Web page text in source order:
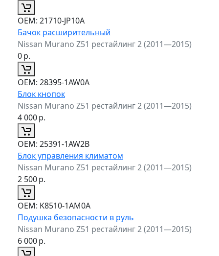
ОЕМ: 21710-JP10A
Бачок расширительный
Nissan Murano Z51 рестайлинг 2 (2011—2015)
0р.
ОЕМ: 28395-1AW0A
Блок кнопок
Nissan Murano Z51 рестайлинг 2 (2011—2015)
4 000р.
ОЕМ: 25391-1AW2B
Блок управления климатом
Nissan Murano Z51 рестайлинг 2 (2011—2015)
2 500р.
ОЕМ: K8510-1AM0A
Подушка безопасности в руль
Nissan Murano Z51 рестайлинг 2 (2011—2015)
6 000р.